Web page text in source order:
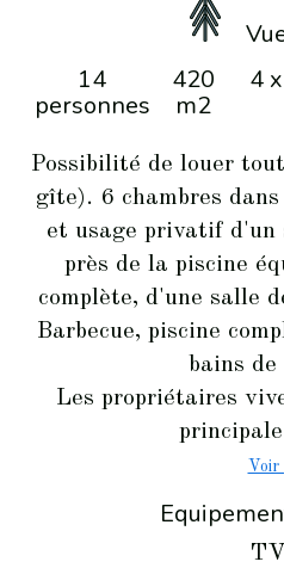
14
personnes
420
m2
4
Possibilité de louer
gîte). 6 chambres
et usage privatif d'un
près de la piscine
complète, d'une salle
Barbecue, piscine
bains
Les propriétaires
Voir
TV